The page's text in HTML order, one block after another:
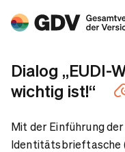
Dialog „EUDI-
wichtig ist!“
Mit der Einführung
Identitätsbrieftasche